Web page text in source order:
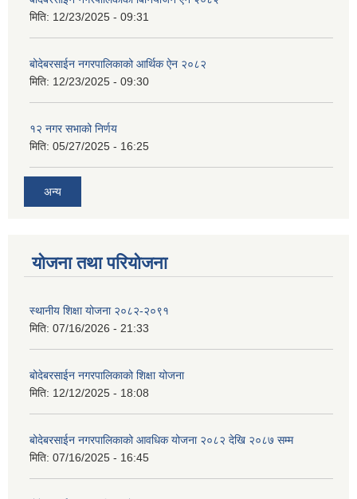
मिति: 12/23/2025 - 09:31
बोदेबरसाईन नगरपालिकाको आर्थिक ऐन २०८२
मिति: 12/23/2025 - 09:30
१२ नगर सभाको निर्णय
मिति: 05/27/2025 - 16:25
अन्य
योजना तथा परियोजना
स्थानीय शिक्षा योजना २०८२-२०९१
मिति: 07/16/2026 - 21:33
बोदेबरसाईन नगरपालिकाको शिक्षा योजना
मिति: 12/12/2025 - 18:08
बोदेबरसाईन नगरपालिकाको आवधिक योजना २०८२ देखि २०८७ सम्म
मिति: 07/16/2025 - 16:45